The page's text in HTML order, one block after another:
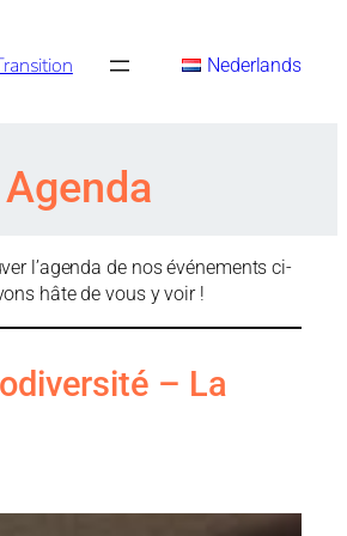
Nederlands
Agenda
l’agenda de nos événements ci-
hâte de vous y voir !
– La